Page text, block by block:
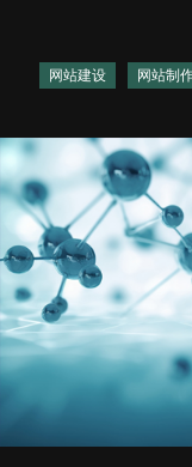
网站建设 网站制